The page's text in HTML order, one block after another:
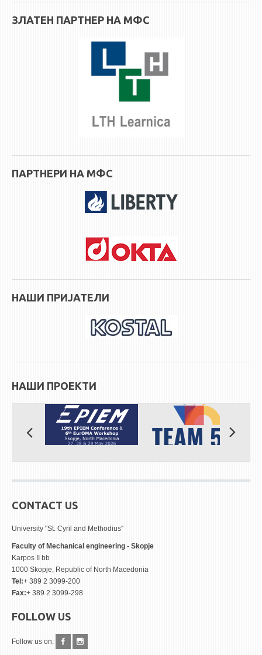
ЗЛАТЕН ПАРТНЕР НА МФС
ПАРТНЕРИ НА МФС
НАШИ ПРИЈАТЕЛИ
НАШИ ПРОЕКТИ
CONTACT US
University "St. Cyril and Methodius"
Faculty of Mechanical engineering - Skopje
Karpos II bb
1000 Skopje, Republic of North Macedonia
Tel:+ 389 2 3099-200
Fax:+ 389 2 3099-298
FOLLOW US
Follow us on: